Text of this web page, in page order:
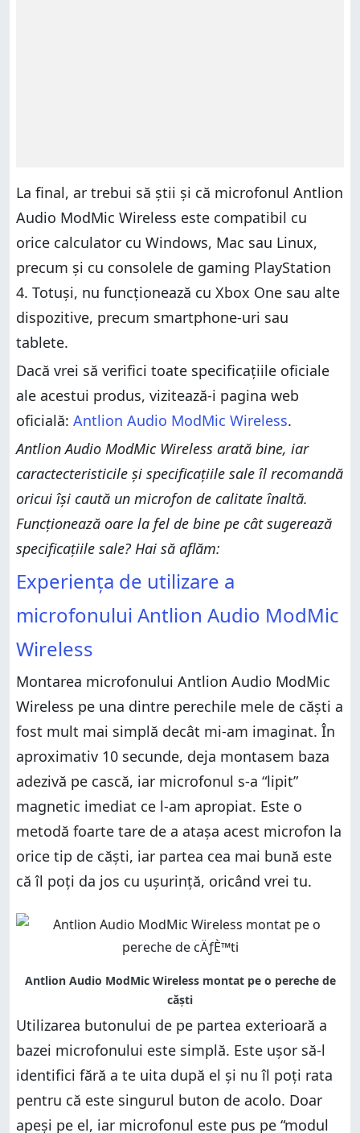
La final, ar trebui să știi și că microfonul Antlion
Audio ModMic Wireless este compatibil cu
orice calculator cu Windows, Mac sau Linux,
precum și cu consolele de gaming PlayStation
4. Totuși, nu funcționează cu Xbox One sau alte
dispozitive, precum smartphone-uri sau
tablete.
Dacă vrei să verifici toate specificațiile oficiale
ale acestui produs, vizitează-i pagina web
oficială: Antlion Audio ModMic Wireless.
Antlion Audio ModMic Wireless arată bine, iar
caractecteristicile și specificațiile sale îl recomandă
oricui își caută un microfon de calitate înaltă.
Funcționează oare la fel de bine pe cât sugerează
specificațiile sale? Hai să aflăm:
Experiența de utilizare a
microfonului Antlion Audio ModMic
Wireless
Montarea microfonului Antlion Audio ModMic
Wireless pe una dintre perechile mele de căști a
fost mult mai simplă decât mi-am imaginat. În
aproximativ 10 secunde, deja montasem baza
adezivă pe cască, iar microfonul s-a “lipit”
magnetic imediat ce l-am apropiat. Este o
metodă foarte tare de a atașa acest microfon la
orice tip de căști, iar partea cea mai bună este
că îl poți da jos cu ușurință, oricând vrei tu.
Utilizarea butonului de pe partea exterioară a
bazei microfonului este simplă. Este ușor să-l
identifici fără a te uita după el și nu îl poți rata
pentru că este singurul buton de acolo. Doar
apeși pe el, iar microfonul este pus pe “modul